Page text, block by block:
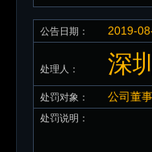
公告日期： 2019-
处理人： 深
处罚对象： 公司董
处罚说明：